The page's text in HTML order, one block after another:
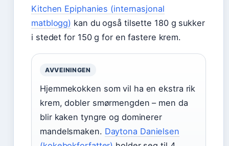
Kitchen Epiphanies (internasjonal
matblogg) kan du også tilsette 180 g sukker
i stedet for 150 g for en fastere krem.
AVVEININGEN
Hjemmekokken som vil ha en ekstra rik
krem, dobler smørmengden – men da
blir kaken tyngre og dominerer
mandelsmaken. Daytona Danielsen